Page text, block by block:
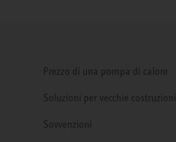
Prezzo di una pompa di calore
Soluzioni per vecchie costruzioni
Sovvenzioni